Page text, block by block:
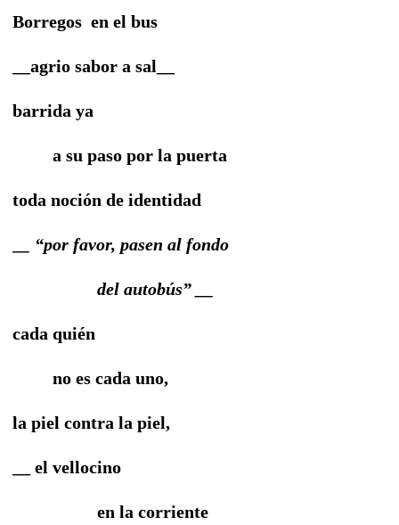
Borregos en el bus
__agrio sabor a sal__
barrida ya
a su paso por la puerta
toda noción de identidad
__ “por favor, pasen al fondo
del autobús” __
cada quién
no es cada uno,
la piel contra la piel,
__ el vellocino
en la corriente